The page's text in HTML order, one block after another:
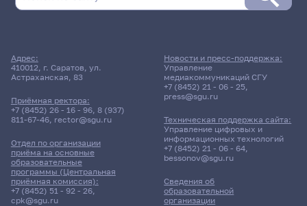
Адрес:
410012, г. Саратов, ул.
Астраханская, 83
Приёмная ректора:
+7 (8452) 26 - 16 - 96, 8 (937)
811-67-46, rector@sgu.ru
Отдел по организации
приёма на основные
образовательные
программы (Центральная
приёмная комиссия):
+7 (8452) 51 - 92 - 26,
cpk@sgu.ru
Сведения об
образовательной
организации
Новости и пресс-поддержка:
Управление
медиакоммуникаций СГУ
+7 (8452) 21 - 06 - 25,
press@sgu.ru
Техническая поддержка сайта:
Управление цифровых и
информационных технологий
+7 (8452) 21 - 06 - 64,
bessonov@sgu.ru